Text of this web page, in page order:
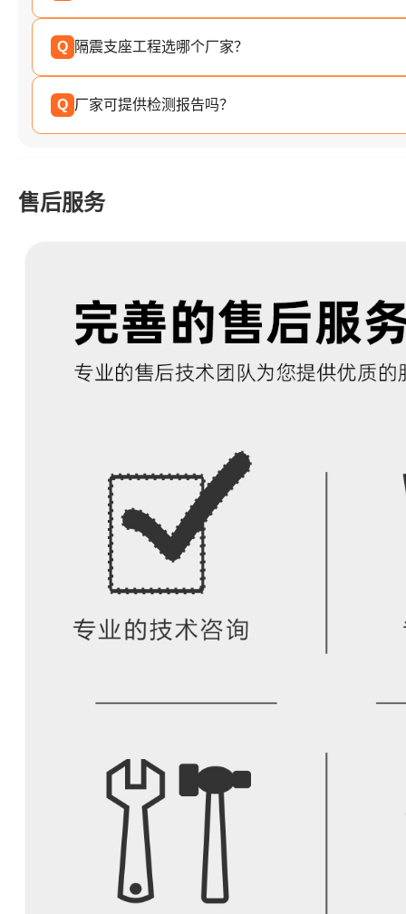
Q 隔震支座工程选哪个厂家？
Q 厂家可提供检测报告吗？
售后服务